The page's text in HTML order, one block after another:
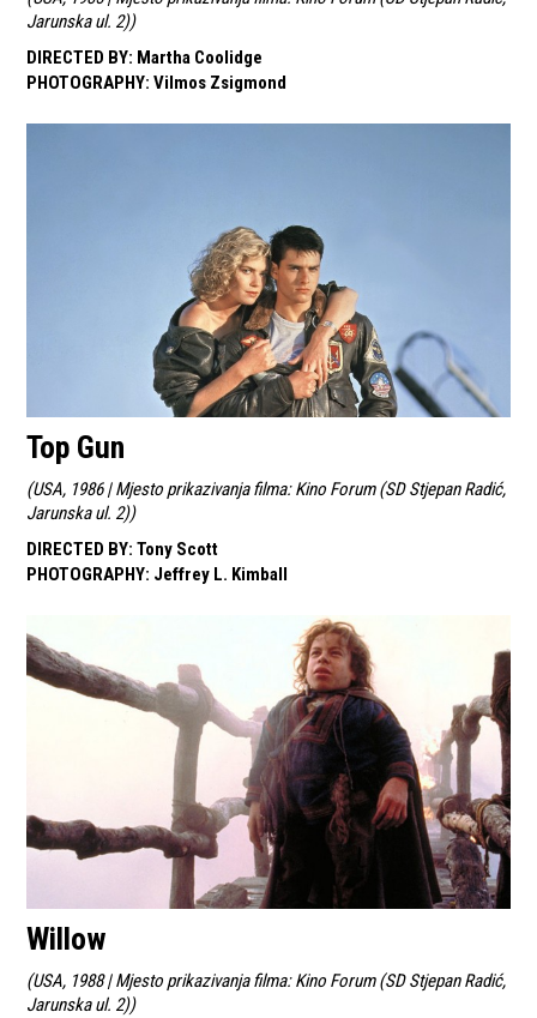
Jarunska ul. 2))
DIRECTED BY: Martha Coolidge
PHOTOGRAPHY: Vilmos Zsigmond
Top Gun
(USA, 1986 | Mjesto prikazivanja filma: Kino Forum (SD Stjepan Radić,
Jarunska ul. 2))
DIRECTED BY: Tony Scott
PHOTOGRAPHY: Jeffrey L. Kimball
Willow
(USA, 1988 | Mjesto prikazivanja filma: Kino Forum (SD Stjepan Radić,
Jarunska ul. 2))